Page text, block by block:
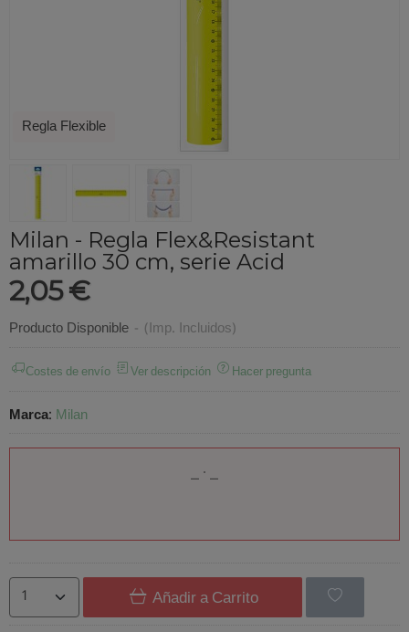
Regla Flexible
Milan - Regla Flex&Resistant
amarillo 30 cm, serie Acid
2,05 €
Producto Disponible - (Imp. Incluidos)
Costes de envío Ver descripción Hacer pregunta
Marca: Milan
Añadir a Carrito